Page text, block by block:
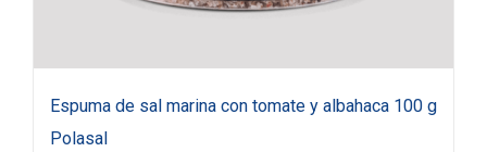
Espuma de sal marina con tomate y albahaca 100 g
Polasal